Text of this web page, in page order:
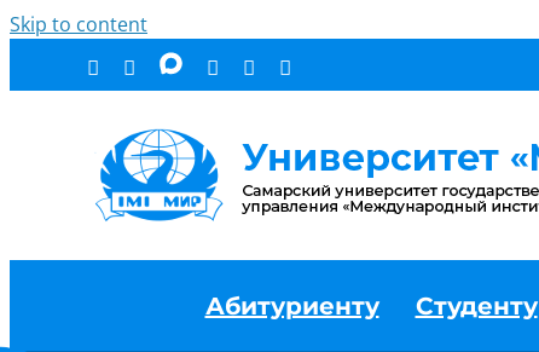
Skip to content
Абитуриенту Студенту